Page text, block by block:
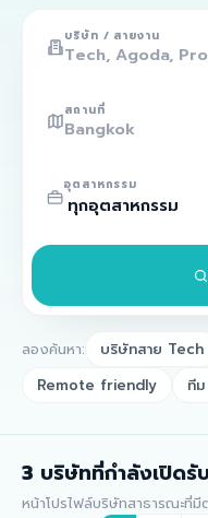
บริษัท / สายงาน
สถานที่
อุตสาหกรรม
ลองค้นหา: บริษัทสาย Tech
Remote friendly
ที
3 บริษัทที่กำลังเปิดรั
หน้าโปรไฟล์บริษัทสาธารณะที่